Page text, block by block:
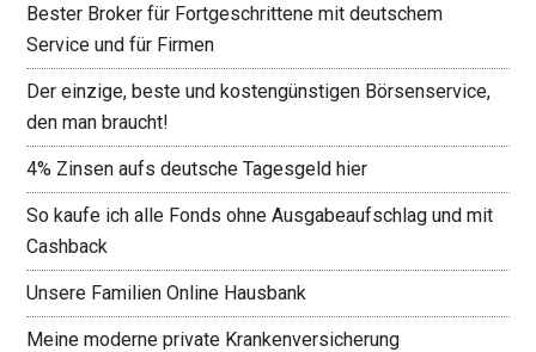
Bester Broker für Fortgeschrittene mit deutschem
Service und für Firmen
Der einzige, beste und kostengünstigen Börsenservice,
den man braucht!
4% Zinsen aufs deutsche Tagesgeld hier
So kaufe ich alle Fonds ohne Ausgabeaufschlag und mit
Cashback
Unsere Familien Online Hausbank
Meine moderne private Krankenversicherung